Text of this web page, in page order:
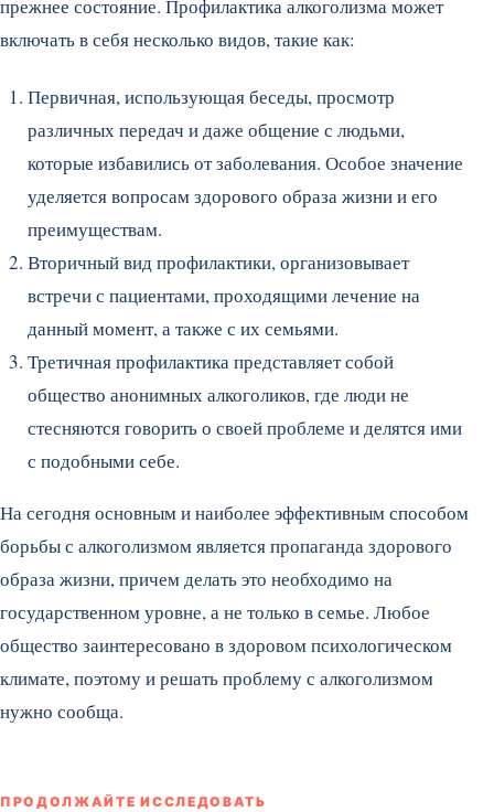
прежнее состояние. Профилактика алкоголизма может
включать в себя несколько видов, такие как:
Первичная, использующая беседы, просмотр
различных передач и даже общение с людьми,
которые избавились от заболевания. Особое значение
уделяется вопросам здорового образа жизни и его
преимуществам.
Вторичный вид профилактики, организовывает
встречи с пациентами, проходящими лечение на
данный момент, а также с их семьями.
Третичная профилактика представляет собой
общество анонимных алкоголиков, где люди не
стесняются говорить о своей проблеме и делятся ими
с подобными себе.
На сегодня основным и наиболее эффективным способом
борьбы с алкоголизмом является пропаганда здорового
образа жизни, причем делать это необходимо на
государственном уровне, а не только в семье. Любое
общество заинтересовано в здоровом психологическом
климате, поэтому и решать проблему с алкоголизмом
нужно сообща.
ПРОДОЛЖАЙТЕ ИССЛЕДОВАТЬ